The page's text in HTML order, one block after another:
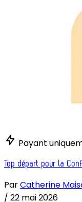
Payant
Top départ pour la
ParCatherine
/ 22 mai 2026